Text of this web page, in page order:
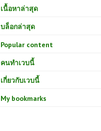
เนื้อหาล่าสุด
บล็อกล่าสุด
Popular content
คนทำเวบนี้
เกี่ยวกับเวบนี้
My bookmarks